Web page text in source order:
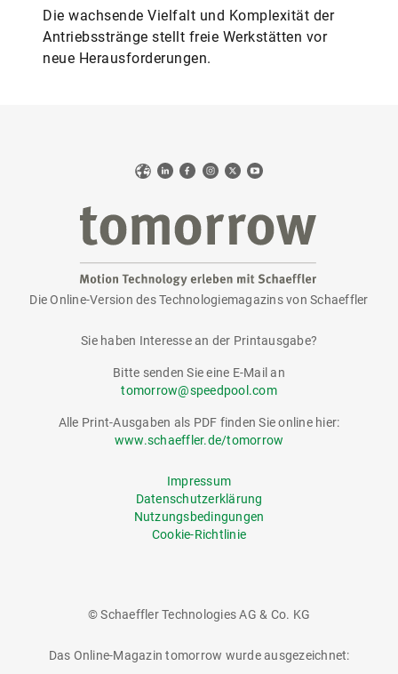
Die wachsende Vielfalt und Komplexität der
Antriebsstränge stellt freie Werkstätten vor
neue Herausforderungen.
WebLinkedIn
Facebook
Instagram
X YouTube
tomorrow
Die Online-Version des Technologiemagazins von Schaeffler
Sie haben Interesse an der Printausgabe?
Bitte senden Sie eine E-Mail an
tomorrow@speedpool.com
Alle Print-Ausgaben als PDF finden Sie online hier:
www.schaeffler.de/tomorrow
Impressum
Datenschutzerklärung
Nutzungsbedingungen
Cookie-Richtlinie
© Schaeffler Technologies AG & Co. KG
Das Online-Magazin tomorrow wurde ausgezeichnet: